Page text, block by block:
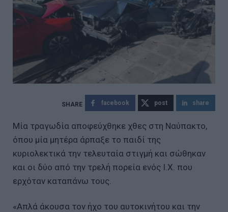
facebook post share
Μία τραγωδία αποφεύχθηκε χθες στη Ναύπακτο,
όπου μία μητέρα άρπαξε το παιδί της
κυριολεκτικά την τελευταία στιγμή και σώθηκαν
και οι δύο από την τρελή πορεία ενός Ι.Χ. που
ερχόταν καταπάνω τους.
«Απλά άκουσα τον ήχο του αυτοκινήτου και την